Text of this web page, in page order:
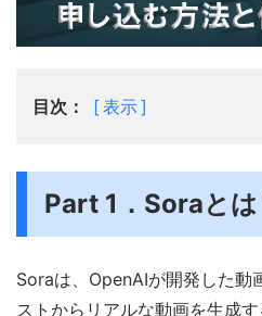
目次： 表示
Part 1．Soraとは
Soraは、OpenAIが開発した動
ストからリアルな動画を生成